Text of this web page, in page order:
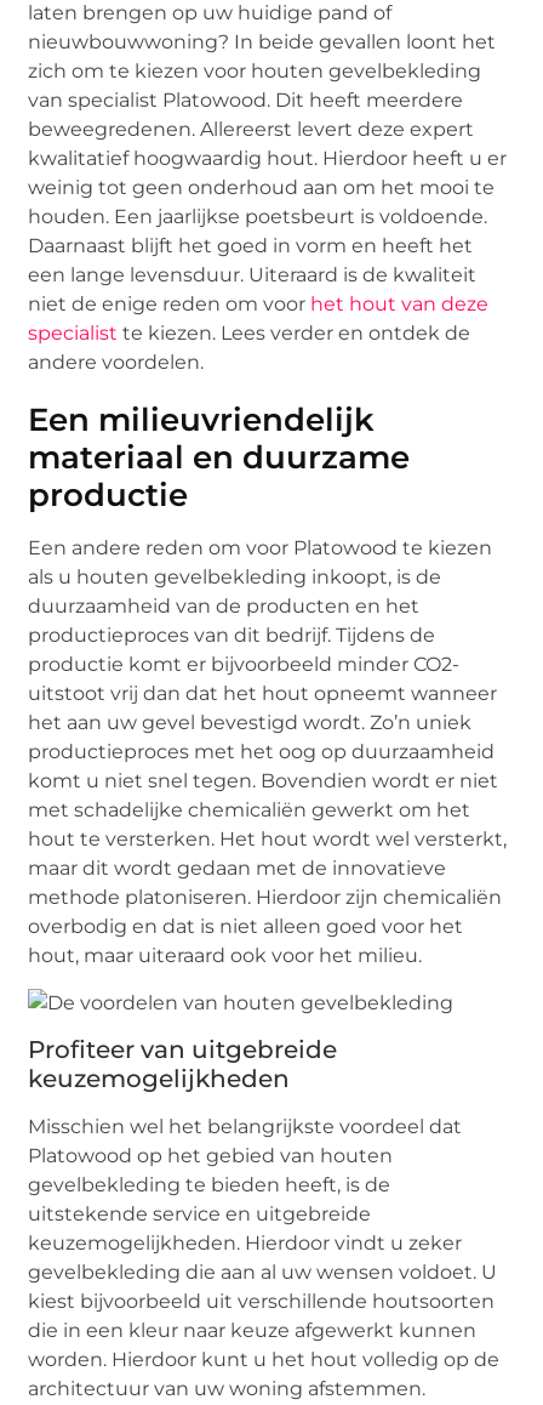
laten brengen op uw huidige pand of
nieuwbouwwoning? In beide gevallen loont het
zich om te kiezen voor houten gevelbekleding
van specialist Platowood. Dit heeft meerdere
beweegredenen. Allereerst levert deze expert
kwalitatief hoogwaardig hout. Hierdoor heeft u er
weinig tot geen onderhoud aan om het mooi te
houden. Een jaarlijkse poetsbeurt is voldoende.
Daarnaast blijft het goed in vorm en heeft het
een lange levensduur. Uiteraard is de kwaliteit
niet de enige reden om voor het hout van deze
specialist te kiezen. Lees verder en ontdek de
andere voordelen.
Een milieuvriendelijk
materiaal en duurzame
productie
Een andere reden om voor Platowood te kiezen
als u houten gevelbekleding inkoopt, is de
duurzaamheid van de producten en het
productieproces van dit bedrijf. Tijdens de
productie komt er bijvoorbeeld minder CO2-
uitstoot vrij dan dat het hout opneemt wanneer
het aan uw gevel bevestigd wordt. Zo’n uniek
productieproces met het oog op duurzaamheid
komt u niet snel tegen. Bovendien wordt er niet
met schadelijke chemicaliën gewerkt om het
hout te versterken. Het hout wordt wel versterkt,
maar dit wordt gedaan met de innovatieve
methode platoniseren. Hierdoor zijn chemicaliën
overbodig en dat is niet alleen goed voor het
hout, maar uiteraard ook voor het milieu.
Profiteer van uitgebreide
keuzemogelijkheden
Misschien wel het belangrijkste voordeel dat
Platowood op het gebied van houten
gevelbekleding te bieden heeft, is de
uitstekende service en uitgebreide
keuzemogelijkheden. Hierdoor vindt u zeker
gevelbekleding die aan al uw wensen voldoet. U
kiest bijvoorbeeld uit verschillende houtsoorten
die in een kleur naar keuze afgewerkt kunnen
worden. Hierdoor kunt u het hout volledig op de
architectuur van uw woning afstemmen.